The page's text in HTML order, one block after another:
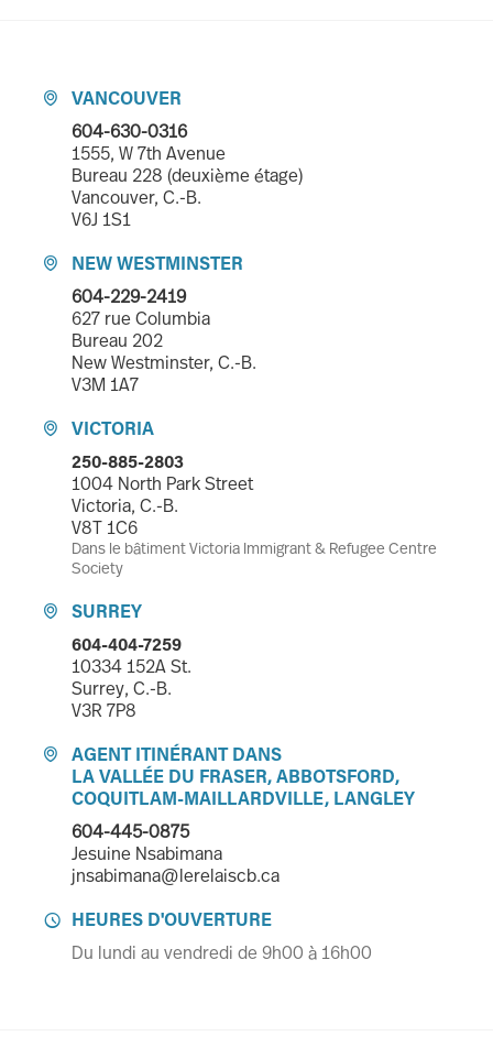

VANCOUVER
604-630-0316
1555, W 7th Avenue
Bureau 228 (deuxième étage)
Vancouver, C.-B.
V6J 1S1

NEW WESTMINSTER
604-229-2419
627 rue Columbia
Bureau 202
New Westminster, C.-B.
V3M 1A7

VICTORIA
250-885-2803
1004 North Park Street
Victoria, C.-B.
V8T 1C6
Dans le bâtiment Victoria Immigrant & Refugee Centre
Society

SURREY
604-404-7259
10334 152A St.
Surrey, C.-B.
V3R 7P8

AGENT ITINÉRANT DANS
LA VALLÉE DU FRASER, ABBOTSFORD,
COQUITLAM-MAILLARDVILLE, LANGLEY
604-445-0875
Jesuine Nsabimana
jnsabimana@lerelaiscb.ca

HEURES D'OUVERTURE
Du lundi au vendredi de 9h00 à 16h00